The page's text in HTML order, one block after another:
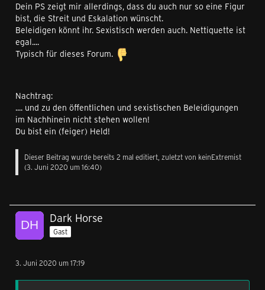
Dein PS zeigt mir allerdings, dass du auch nur so eine Figur
bist, die Streit und Eskalation wünscht.
Beleidigen könnt ihr. Sexistisch werden auch. Nettiquette ist
egal....
Typisch für dieses Forum.
Nachtrag:
.... und zu den öffentlichen und sexistischen Beleidigungen
im Nachhinein nicht stehen wollen!
Du bist ein (feiger) Held!
Dieser Beitrag wurde bereits 2 mal editiert, zuletzt von keinExtremist
(3. Juni 2020 um 16:40)
Dark Horse
Gast
3. Juni 2020 um 17:19